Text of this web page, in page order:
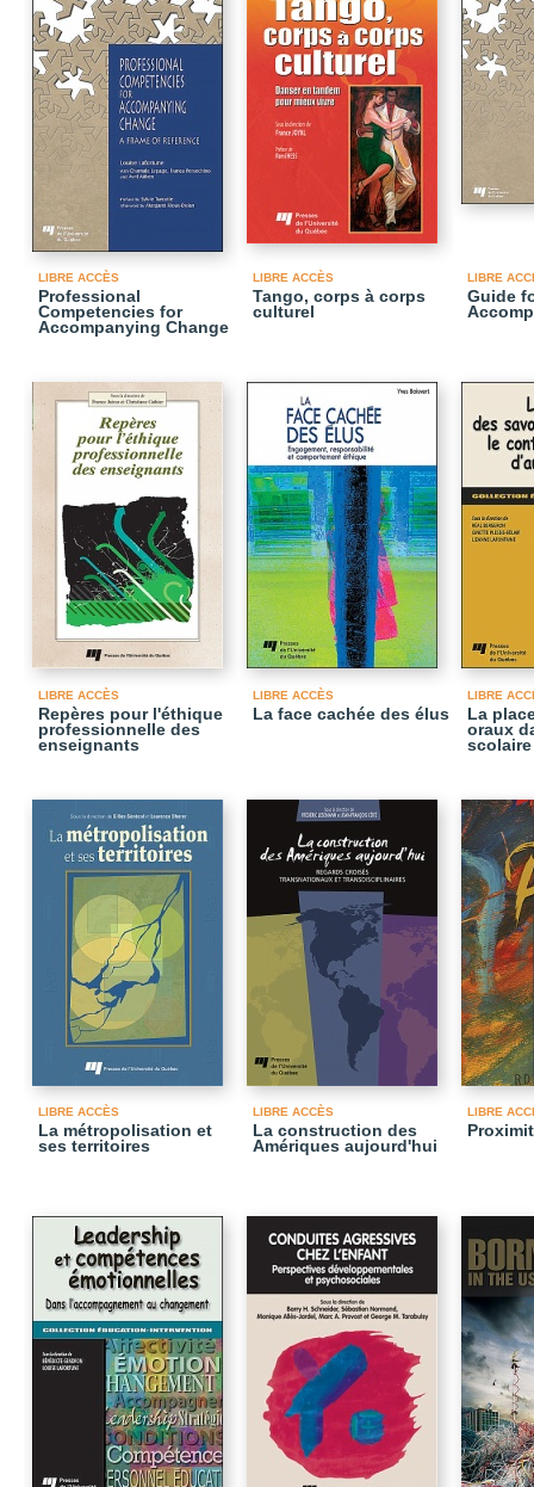
LIBRE ACCÈS
Professional
Competencies for
Accompanying Change
LIBRE ACCÈS
Tango, corps à corps
culturel
LIBRE
Guide
LIBRE ACCÈS
Repères pour l'éthique
professionnelle des
enseignants
LIBRE ACCÈS
La face cachée des élus
LIBRE
La
oraux
LIBRE ACCÈS
La métropolisation et
ses territoires
LIBRE ACCÈS
La construction des
Amériques aujourd'hui
LIBRE